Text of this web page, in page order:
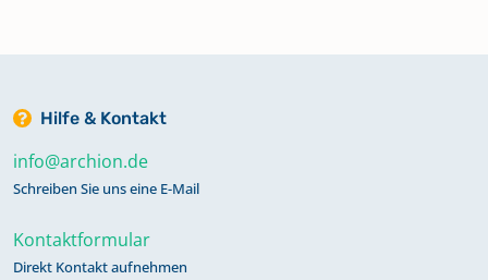
Hilfe & Kontakt
info@archion.de
Schreiben Sie uns eine E-Mail
Kontaktformular
Direkt Kontakt aufnehmen